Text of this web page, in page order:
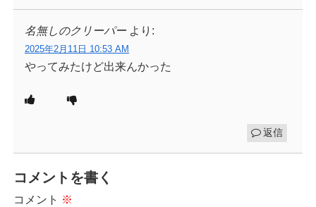
名無しのクリーパー より:
2025年2月11日 10:53 AM
やってみたけど出来んかった
返信
コメントを書く
コメント ※